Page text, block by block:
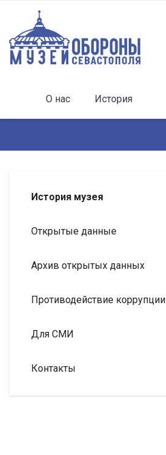
О нас История
История музея
Открытые данные
Архив открытых данных
Противодействие коррупции
Для СМИ
Контакты